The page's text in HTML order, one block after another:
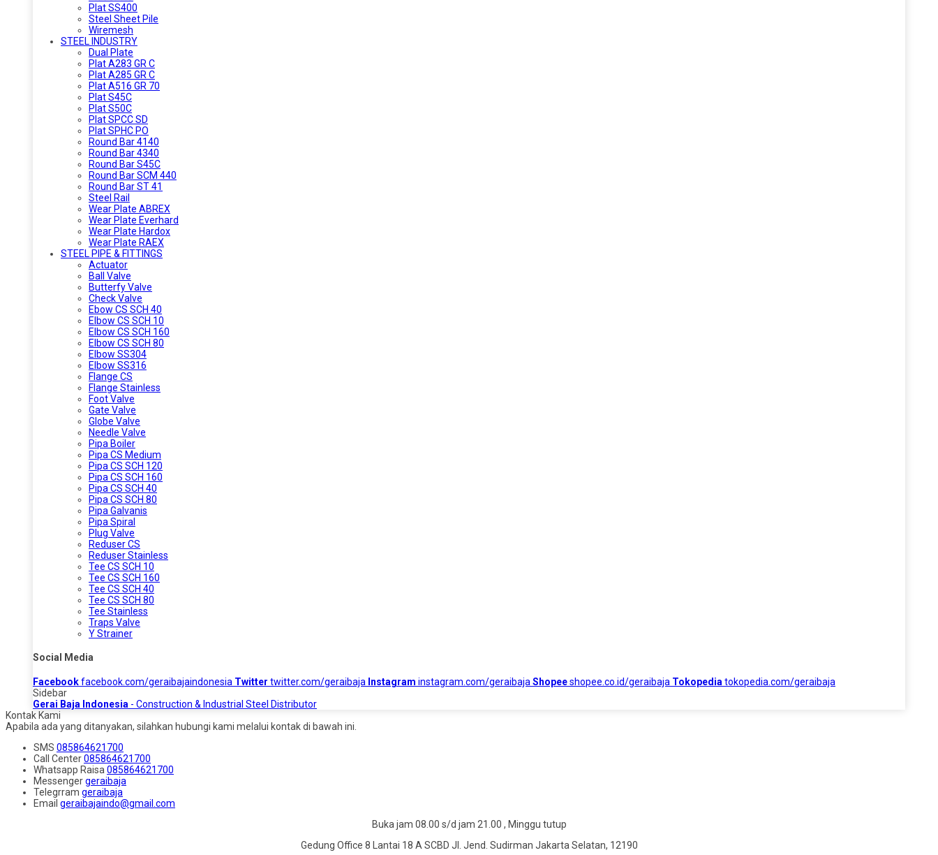
Plat SS400
Steel Sheet Pile
Wiremesh
STEEL INDUSTRY
Dual Plate
Plat A283 GR C
Plat A285 GR C
Plat A516 GR 70
Plat S45C
Plat S50C
Plat SPCC SD
Plat SPHC PO
Round Bar 4140
Round Bar 4340
Round Bar S45C
Round Bar SCM 440
Round Bar ST 41
Steel Rail
Wear Plate ABREX
Wear Plate Everhard
Wear Plate Hardox
Wear Plate RAEX
STEEL PIPE & FITTINGS
Actuator
Ball Valve
Butterfy Valve
Check Valve
Ebow CS SCH 40
Elbow CS SCH 10
Elbow CS SCH 160
Elbow CS SCH 80
Elbow SS304
Elbow SS316
Flange CS
Flange Stainless
Foot Valve
Gate Valve
Globe Valve
Needle Valve
Pipa Boiler
Pipa CS Medium
Pipa CS SCH 120
Pipa CS SCH 160
Pipa CS SCH 40
Pipa CS SCH 80
Pipa Galvanis
Pipa Spiral
Plug Valve
Reduser CS
Reduser Stainless
Tee CS SCH 10
Tee CS SCH 160
Tee CS SCH 40
Tee CS SCH 80
Tee Stainless
Traps Valve
Y Strainer
Social Media
Facebookfacebook.com/geraibajaindonesia Twitter twitter.com/geraibaja Instagram instagram.com/geraibaja Shopeeshopee.co.id/geraibaja Tokopedia tokopedia.com/geraibaja
Sidebar
Gerai Baja Indonesia - Construction & Industrial Steel Distributor
Kontak Kami
Apabila ada yang ditanyakan, silahkan hubungi kami melalui kontak di bawah ini.
SMS 085864621700
Call Center085864621700
Whatsapp Raisa 085864621700
Messengergeraibaja
Telegrram geraibaja
Email geraibajaindo@gmail.com
Buka jam 08.00 s/d jam 21.00 , Minggu tutup
Gedung Office 8 Lantai 18 A SCBD Jl. Jend. Sudirman Jakarta Selatan, 12190